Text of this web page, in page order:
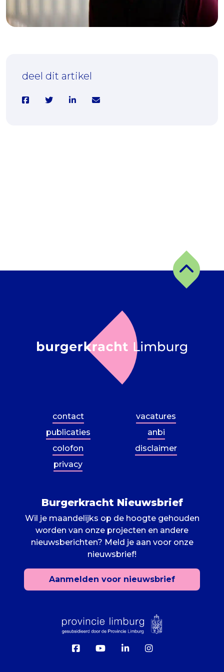
onder controle had, tot het misging”
deel dit artikel
contact
vacatures
publicaties
anbi
colofon
disclaimer
privacy
Burgerkracht Nieuwsbrief
Wil je maandelijks op de hoogte gehouden
worden van onze projecten en andere
nieuwsberichten? Meld je aan voor onze
nieuwsbrief!
Aanmelden voor nieuwsbrief